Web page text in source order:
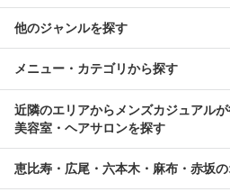
他のジャンルを探す
メニュー・カテゴリから探す
近隣のエリアからメンズカジュアル
美容室・ヘアサロンを探す
恵比寿・広尾・六本木・麻布・赤坂